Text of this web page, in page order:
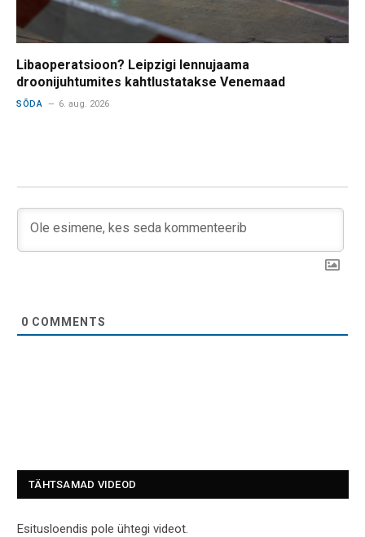
Libaoperatsioon? Leipzigi lennujaama
droonijuhtumites kahtlustatakse Venemaad
SÕDA 6. aug. 2026
0 COMMENTS
TÄHTSAMAD VIDEOD
Esitusloendis pole ühtegi videot.